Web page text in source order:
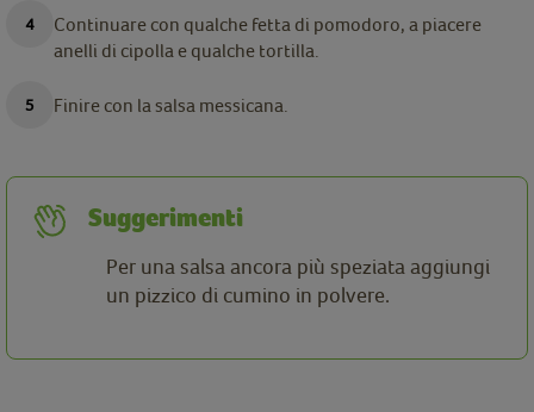
Continuare con qualche fetta di pomodoro, a piacere
anelli di cipolla e qualche tortilla.
Finire con la salsa messicana.
Suggerimenti
Per una salsa ancora più speziata aggiungi
un pizzico di cumino in polvere.